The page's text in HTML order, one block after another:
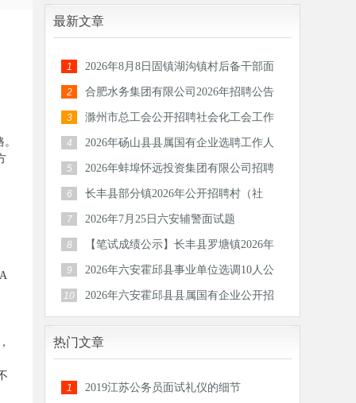
最新文章
1
2026年8月8日固镇湖沟镇村后备干部面
试题
2 合肥水务集团有限公司2026年招聘公告
3
滁州市总工会公开招聘社会化工会工作
者和专
4
2026年砀山县县属国有企业选聘工作人
员公告
5
2026年蚌埠怀远投资集团有限公司招聘
30人公
6
长丰县部分镇2026年公开招聘村（社
区）后备
7 2026年7月25日六安辅警面试题
8
【笔试成绩公示】长丰县罗塘镇2026年
公开招
9
2026年六安霍邱县事业单位选调10人公
告
10
2026年六安霍邱县县属国有企业公开招
聘工作
热门文章
1 2019江苏公务员面试礼仪的细节